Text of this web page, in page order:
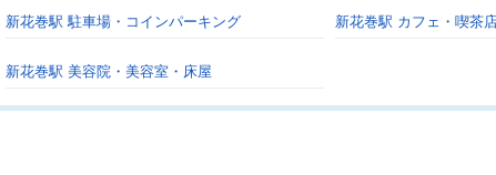
新花巻駅 駐車場・コインパーキング 新花巻駅 カフェ・喫茶
新花巻駅 美容院・美容室・床屋